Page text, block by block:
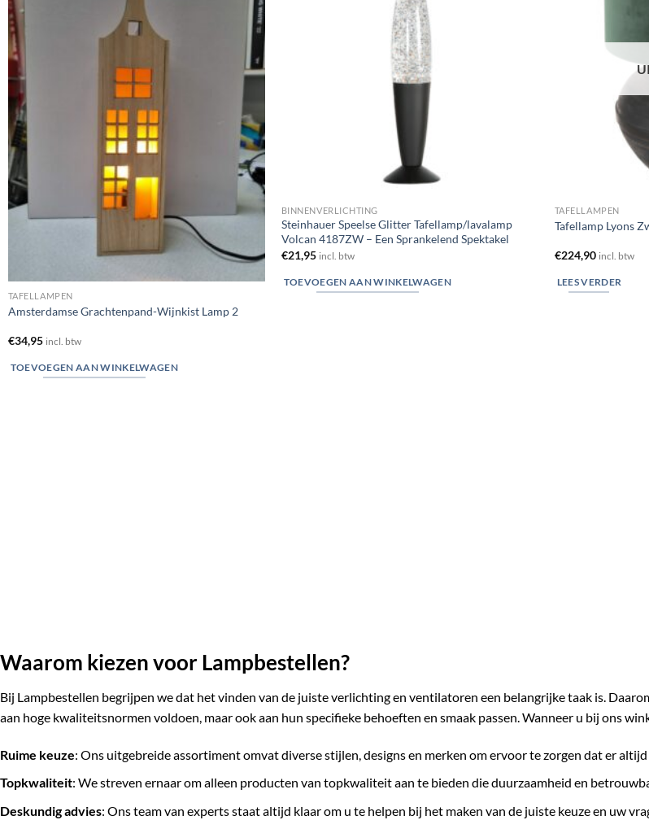
verlanglijst
TAFELLAMPEN
Amsterdamse Grachtenpand-Wijnkist Lamp 2
€34,95 incl. btw
TOEVOEGEN AAN WINKELWAGEN
BINNENVERLICHTING
Steinhauer Speelse Glitter Tafellamp/lavalamp
Volcan 4187ZW – Een Sprankelend Spektakel
€21,95 incl. btw
TOEVOEGEN AAN WINKELWAGEN
TAFELLAMPEN
Tafellamp Lyons
€224,90 incl. btw
LEES VERDER
Waarom kiezen voor Lampbestellen?
Bij Lampbestellen begrijpen we dat het vinden van de juiste verlichting en ventilatoren een belangrijke taak is.
aan hoge kwaliteitsnormen voldoen, maar ook aan hun specifieke behoeften en smaak passen. Wanneer u bij ons
Ruime keuze: Ons uitgebreide assortiment omvat diverse stijlen, designs en merken om ervoor te zorgen dat er
Topkwaliteit: We streven ernaar om alleen producten van topkwaliteit aan te bieden die duurzaamheid en
Deskundig advies: Ons team van experts staat altijd klaar om u te helpen bij het maken van de juiste keuze en uw